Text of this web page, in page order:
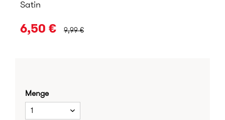
Satin
6,50 € URSPRÜNGLICHER PREIS:
9,99 €
Menge
1